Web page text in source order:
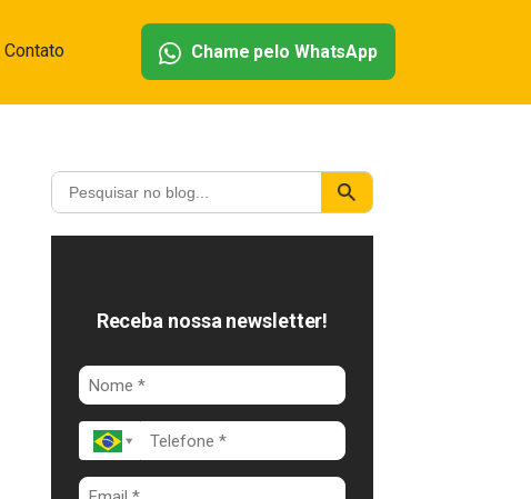
Contato Chame pelo WhatsApp
Receba nossa newsletter!